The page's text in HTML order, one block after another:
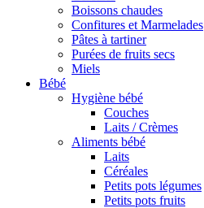
Boissons chaudes
Confitures et Marmelades
Pâtes à tartiner
Purées de fruits secs
Miels
Bébé
Hygiène bébé
Couches
Laits / Crèmes
Aliments bébé
Laits
Céréales
Petits pots légumes
Petits pots fruits